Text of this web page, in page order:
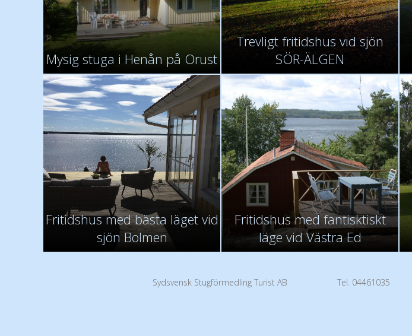
Mysig stuga i Henån på Orust
Trevligt fritidshus vid sjön
SÖR-ÄLGEN
Fritidshus med bästa läget vid
sjön Bolmen
Fritidshus med fantisktiskt
läge vid Västra Ed
Sydsvensk Stugförmedling Turist AB Tel. 04461035